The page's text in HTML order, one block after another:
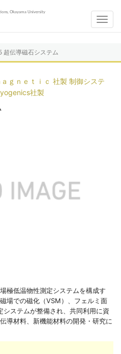
Okayama University
超伝導磁石システム
ｇｎｅｔｉｃ 社製 制御システ
社製
極低温物性測定システムを構成す
場での磁化（VSM）、フェルミ面
システムが整備され、共同利用に資
導材料、新機能材料の開発・研究に